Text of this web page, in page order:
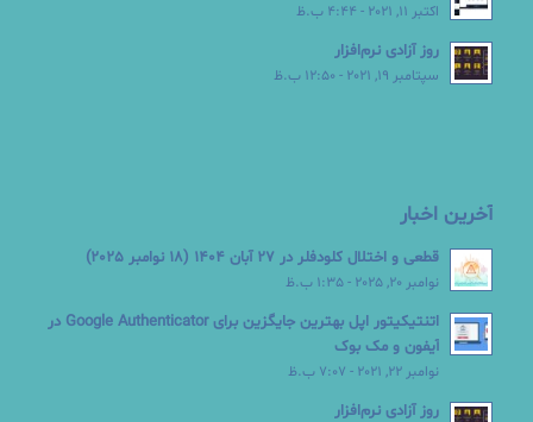
اکتبر 11, 2021 - 4:44 ب.ظ
روز آزادی نرم‌افزار
سپتامبر 19, 2021 - 12:50 ب.ظ
آخرین اخبار
قطعی و اختلال کلودفلر در 27 آبان 1404 (18 نوامبر 2025)
نوامبر 20, 2025 - 1:35 ب.ظ
اتنتیکیتور اپل بهترین جایگزین برای Google Authenticator در
آیفون و مک بوک
نوامبر 22, 2021 - 7:07 ب.ظ
روز آزادی نرم‌افزار